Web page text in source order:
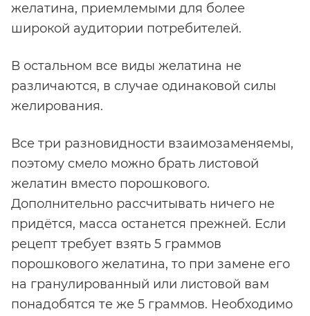
желатина, приемлемыми для более
широкой аудитории потребителей.
В остальном все виды желатина не
различаются, в случае одинаковой силы
желирования.
Все три разновидности взаимозаменяемы,
поэтому смело можно брать листовой
желатин вместо порошкового.
Дополнительно рассчитывать ничего не
придётся, масса останется прежней. Если
рецепт требует взять 5 граммов
порошкового желатина, то при замене его
на гранулированный или листовой вам
понадобятся те же 5 граммов. Необходимо